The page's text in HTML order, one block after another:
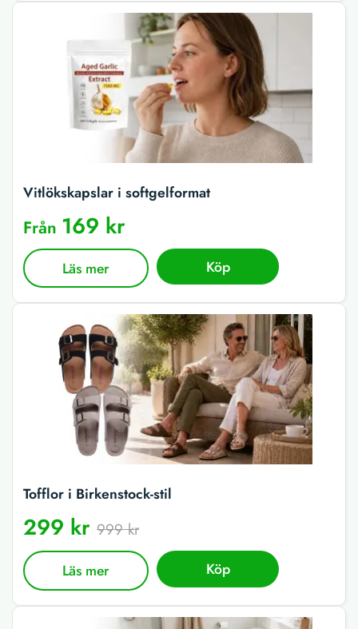
Vitlökskapslar i softgelformat
Från 169 kr
Läs mer Köp
Tofflor i Birkenstock-stil
299 kr 999 kr
Läs mer Köp